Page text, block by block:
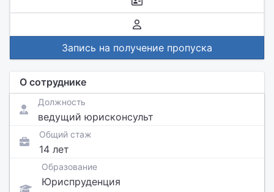
Запись на получение пропуска
О сотруднике
Должность
ведущий юрисконсульт
Общий стаж
14 лет
Образование
Юриспруденция